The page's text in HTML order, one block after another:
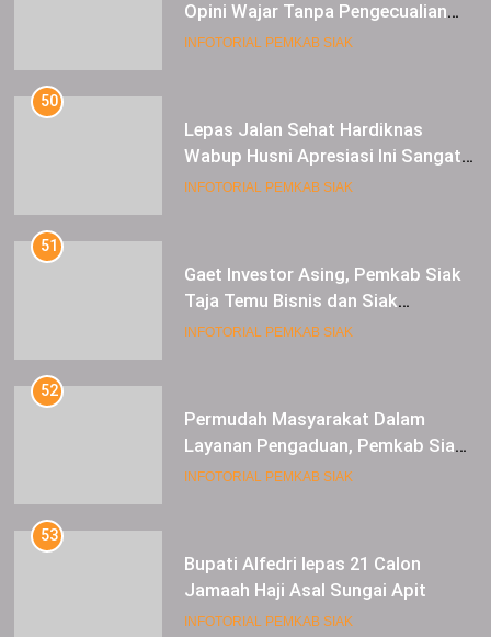
Opini Wajar Tanpa Pengecualian
ke-13 Dari BPK RI.
INFOTORIAL PEMKAB SIAK
50
Lepas Jalan Sehat Hardiknas
Wabup Husni Apresiasi Ini Sangat
Luar Biasa
INFOTORIAL PEMKAB SIAK
51
Gaet Investor Asing, Pemkab Siak
Taja Temu Bisnis dan Siak
Expoversary 2024
INFOTORIAL PEMKAB SIAK
52
Permudah Masyarakat Dalam
Layanan Pengaduan, Pemkab Siak
Luncurkan Aplikasi SIP PUAN
INFOTORIAL PEMKAB SIAK
53
Bupati Alfedri lepas 21 Calon
Jamaah Haji Asal Sungai Apit
INFOTORIAL PEMKAB SIAK